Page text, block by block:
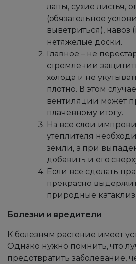
лапы, сухие листья,
(обязательное
выветриться),
нетяжелые доски.
Главное – не
стремлении
холода и не
плотно. В этом
вентиляции может
плачевному итогу.
На все слои
утеплителя
земли, а при
добавить и его
Если все сделать
прекрасно
природные
Болезни и вредители
К болезням растение имеет
Однако нужно помнить, что
предотвратить заболевание,